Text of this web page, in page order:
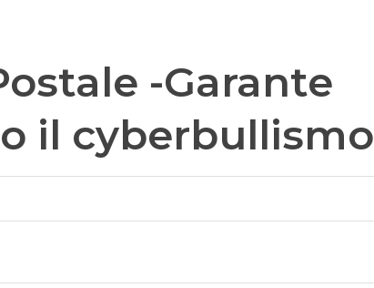
-Garante
il cyberbullismo